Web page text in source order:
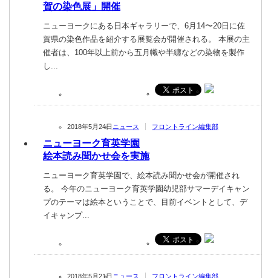
賀の染色展」開催
ニューヨークにある日本ギャラリーで、6月14〜20日に佐
賀県の染色作品を紹介する展覧会が開催される。 本展の主
催者は、100年以上前から五月幟や半纏などの染物を製作
し...
2018年5月24日 ニュース フロントライン編集部
ニューヨーク育英学園
絵本読み聞かせ会を実施
ニューヨーク育英学園で、絵本読み聞かせ会が開催され
る。 今年のニューヨーク育英学園幼児部サマーデイキャン
プのテーマは絵本ということで、目前イベントとして、デ
イキャンプ...
2018年5月21日 ニュース フロントライン編集部